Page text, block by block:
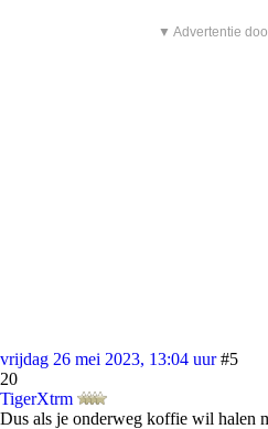
▼ Advertentie
vrijdag 26 mei 2023, 13:04 uur #5
20
TigerXtrm
Dus als je onderweg koffie wil halen